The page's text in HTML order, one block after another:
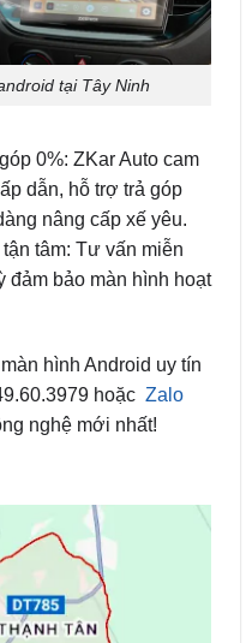
tại Tây Ninh
0%: ZKar Auto cam
dẫn, hỗ trợ trả góp
nâng cấp xế yêu.
tâm: Tư vấn miễn
đảm bảo màn hình hoạt
hình Android uy tín
hoặc Zalo
nghệ mới nhất!